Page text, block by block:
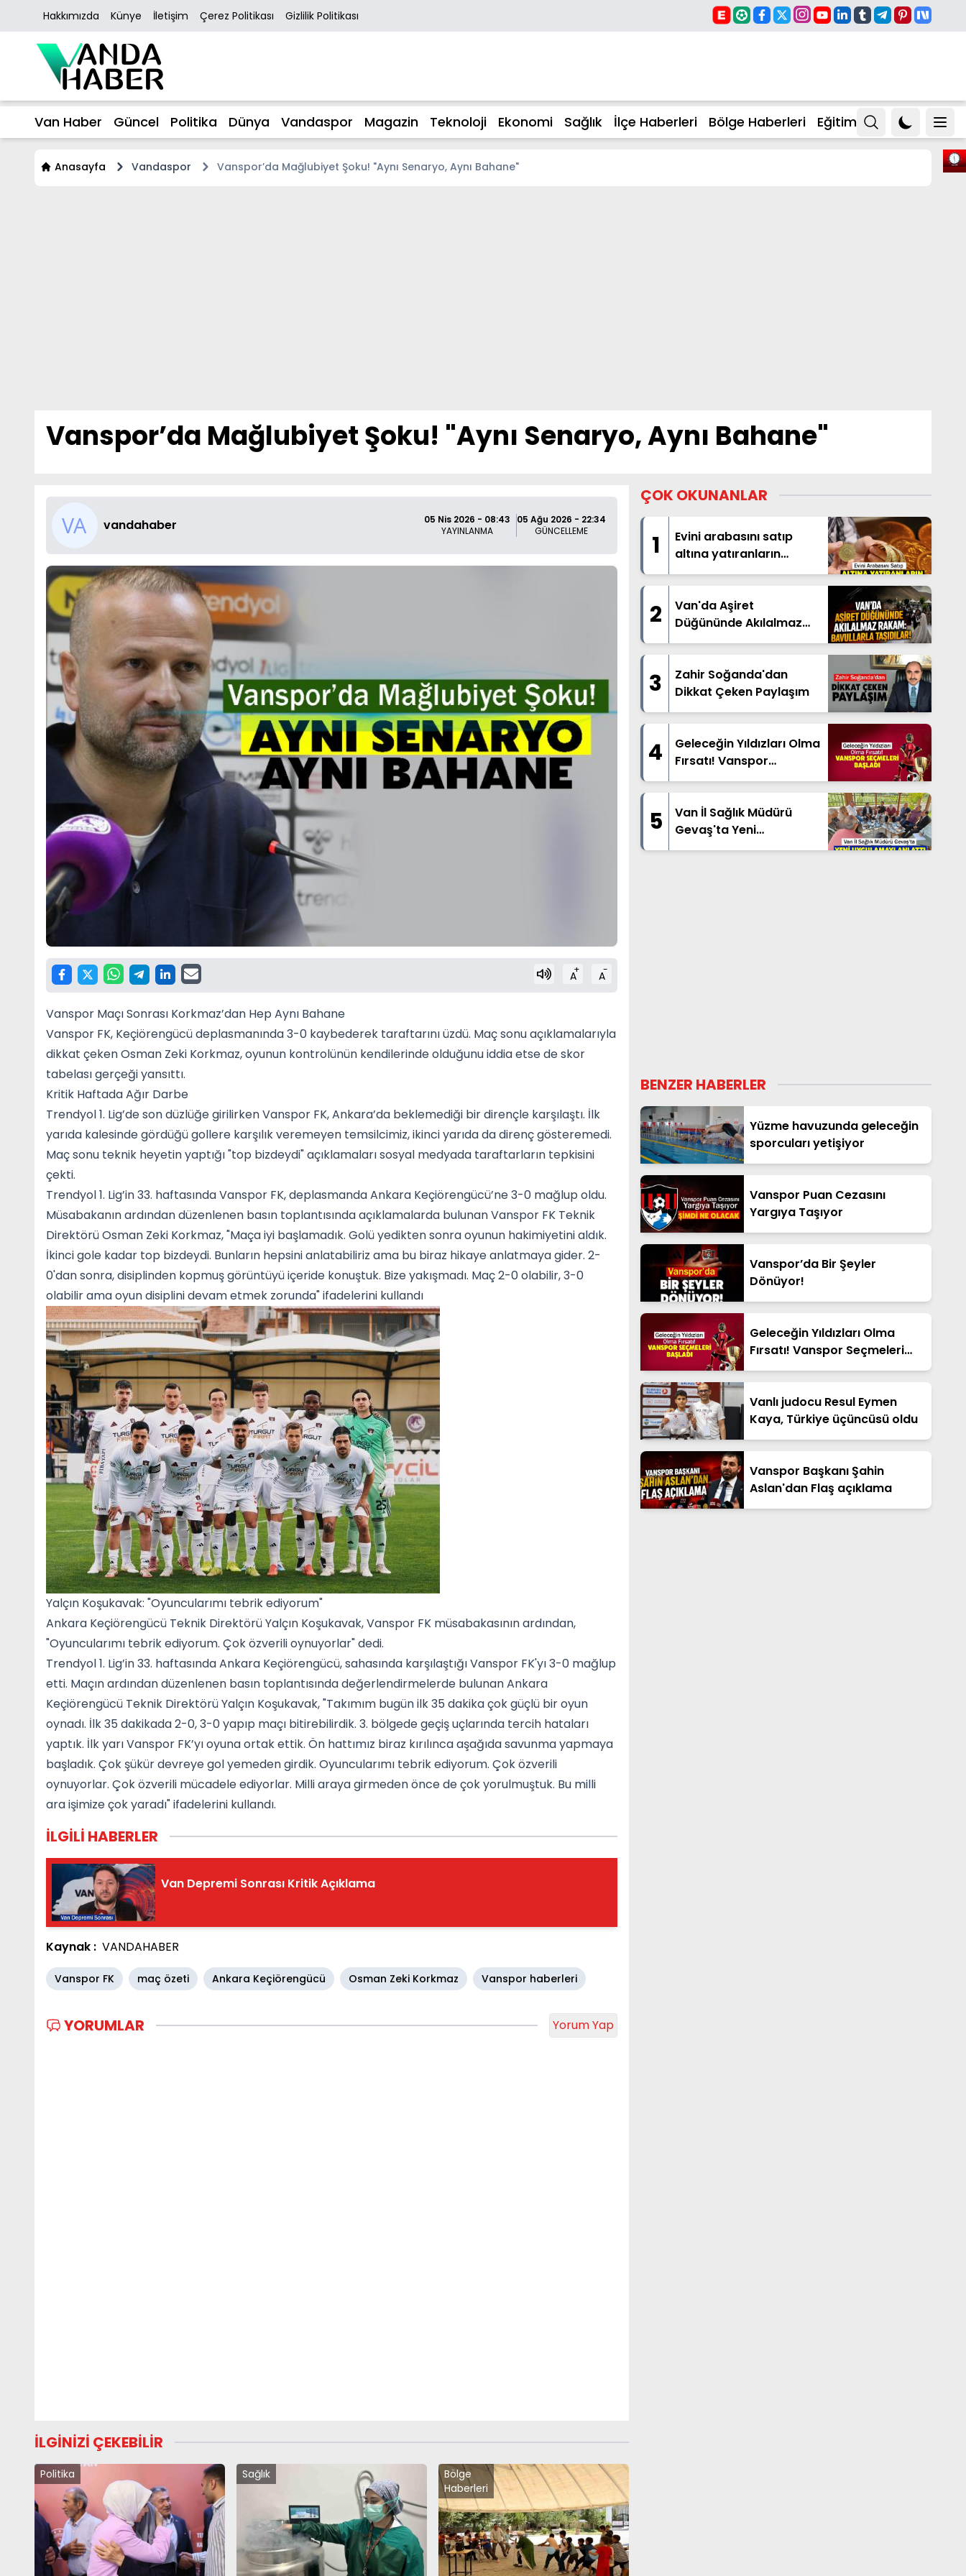
Hakkımızda Künye İletişim Çerez Politikası Gizlilik Politikası
Van Haber Güncel Politika Dünya Vandaspor Magazin Teknoloji Ekonomi Sağlık İlçe Haberleri Bölge Haberleri Eğitim
Anasayfa Vandaspor Vanspor’da Mağlubiyet Şoku! "Aynı Senaryo, Aynı Bahane"
Vanspor’da Mağlubiyet Şoku! "Aynı Senaryo, Aynı Bahane"
vandahaber
05 Nis 2026 - 08:43
YAYINLANMA
05 Ağu 2026 - 22:34
GÜNCELLEME
A+ A-
Vanspor Maçı Sonrası Korkmaz’dan Hep Aynı Bahane
Vanspor FK, Keçiörengücü deplasmanında 3-0 kaybederek taraftarını üzdü. Maç sonu açıklamalarıyla
dikkat çeken Osman Zeki Korkmaz, oyunun kontrolünün kendilerinde olduğunu iddia etse de skor
tabelası gerçeği yansıttı.
Kritik Haftada Ağır Darbe
Trendyol 1. Lig’de son düzlüğe girilirken Vanspor FK, Ankara’da beklemediği bir dirençle karşılaştı. İlk
yarıda kalesinde gördüğü gollere karşılık veremeyen temsilcimiz, ikinci yarıda da direnç gösteremedi.
Maç sonu teknik heyetin yaptığı "top bizdeydi" açıklamaları sosyal medyada taraftarların tepkisini
çekti.
Trendyol 1. Lig’in 33. haftasında Vanspor FK, deplasmanda Ankara Keçiörengücü’ne 3-0 mağlup oldu.
Müsabakanın ardından düzenlenen basın toplantısında açıklamalarda bulunan Vanspor FK Teknik
Direktörü Osman Zeki Korkmaz, "Maça iyi başlamadık. Golü yedikten sonra oyunun hakimiyetini aldık.
İkinci gole kadar top bizdeydi. Bunların hepsini anlatabiliriz ama bu biraz hikaye anlatmaya gider. 2-
0'dan sonra, disiplinden kopmuş görüntüyü içeride konuştuk. Bize yakışmadı. Maç 2-0 olabilir, 3-0
olabilir ama oyun disiplini devam etmek zorunda" ifadelerini kullandı
Yalçın Koşukavak: "Oyuncularımı tebrik ediyorum"
Ankara Keçiörengücü Teknik Direktörü Yalçın Koşukavak, Vanspor FK müsabakasının ardından,
"Oyuncularımı tebrik ediyorum. Çok özverili oynuyorlar" dedi.
Trendyol 1. Lig’in 33. haftasında Ankara Keçiörengücü, sahasında karşılaştığı Vanspor FK'yı 3-0 mağlup
etti. Maçın ardından düzenlenen basın toplantısında değerlendirmelerde bulunan Ankara
Keçiörengücü Teknik Direktörü Yalçın Koşukavak, "Takımım bugün ilk 35 dakika çok güçlü bir oyun
oynadı. İlk 35 dakikada 2-0, 3-0 yapıp maçı bitirebilirdik. 3. bölgede geçiş uçlarında tercih hataları
yaptık. İlk yarı Vanspor FK’yı oyuna ortak ettik. Ön hattımız biraz kırılınca aşağıda savunma yapmaya
başladık. Çok şükür devreye gol yemeden girdik. Oyuncularımı tebrik ediyorum. Çok özverili
oynuyorlar. Çok özverili mücadele ediyorlar. Milli araya girmeden önce de çok yorulmuştuk. Bu milli
ara işimize çok yaradı" ifadelerini kullandı.
İLGİLİ HABERLER
Van Depremi Sonrası Kritik Açıklama
Kaynak : VANDAHABER
Vanspor FK maç özeti Ankara Keçiörengücü Osman Zeki Korkmaz Vanspor haberleri
YORUMLAR Yorum Yap
İLGİNİZİ ÇEKEBİLİR
Politika Sağlık
Bölge
Haberleri
ÇOK OKUNANLAR
1
Evini arabasını satıp
altına yatıranların
beklediği haber geldi
2
Van'da Aşiret
Düğününde Akılalmaz
Rakam: Bavullarla
3
Zahir Soğanda'dan
Dikkat Çeken Paylaşım
4
Geleceğin Yıldızları Olma
Fırsatı! Vanspor
Seçmeleri Başladı
5
Van İl Sağlık Müdürü
Gevaş'ta Yeni
Uygulamayı Anlattı
BENZER HABERLER
Yüzme havuzunda geleceğin
sporcuları yetişiyor
Vanspor Puan Cezasını
Yargıya Taşıyor
Vanspor’da Bir Şeyler
Dönüyor!
Geleceğin Yıldızları Olma
Fırsatı! Vanspor Seçmeleri
Başladı
Vanlı judocu Resul Eymen
Kaya, Türkiye üçüncüsü oldu
Vanspor Başkanı Şahin
Aslan'dan Flaş açıklama